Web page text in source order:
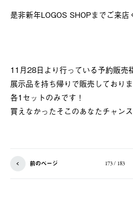
是非新年LOGOS SHOPまでご来店
11月28日より行っている予約販売
展示品を持ち帰りで販売しておりま
各1セットのみです！
買えなかったそこのあなたチャン
前のページ 173 / 183